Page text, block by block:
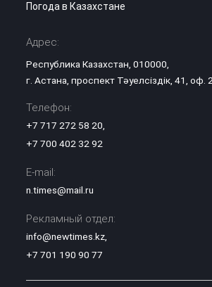
Погода в Казахстане
Адрес:
Республика Казахстан, 010000,
г. Астана, проспект Тәуелсіздік, 41, оф.
Телефон:
+7 717 272 58 20,
+7 700 402 32 92
E-mail:
n.times@mail.ru
Рекламный отдел:
info@newtimes.kz,
+7 701 190 90 77